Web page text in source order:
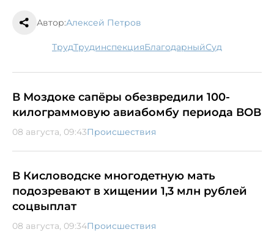
Автор:Алексей Петров
труд трудинспекция Благодарный суд
В Моздоке сапёры обезвредили 100-
килограммовую авиабомбу периода ВОВ
08 августа, 09:43Происшествия
В Кисловодске многодетную мать
подозревают в хищении 1,3 млн рублей
соцвыплат
08 августа, 09:34Происшествия